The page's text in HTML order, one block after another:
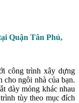
Quận Tân Phú,
công trình xây dựng
cho ngôi nhà của bạn.
dày mỏng khác nhau
tùy theo mục đích